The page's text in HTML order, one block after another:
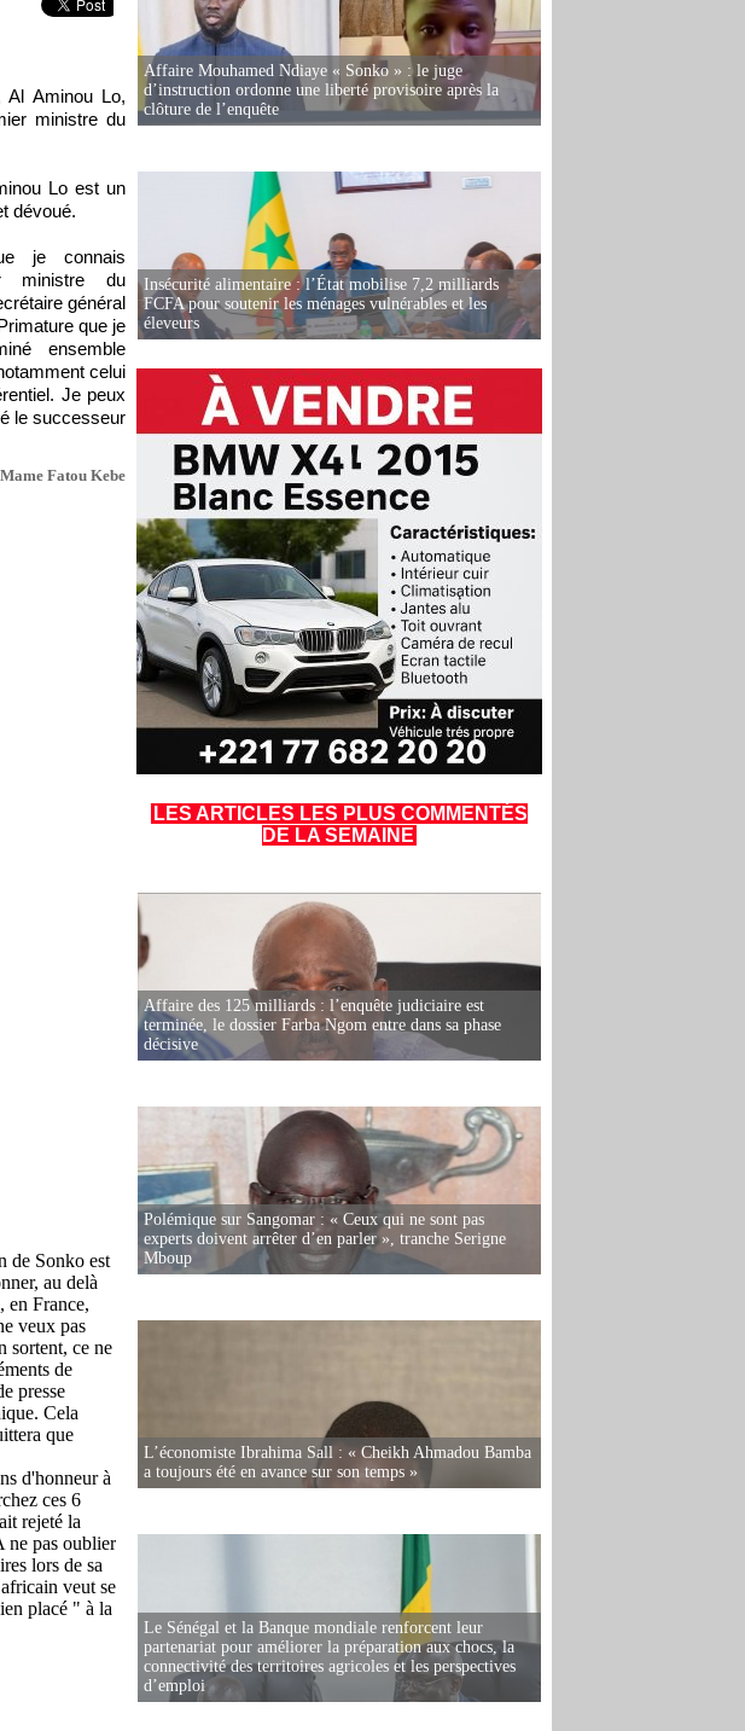
Al Aminou Lo,
ministre du
Lo est un
dévoué.
je connais
ministre du
général
que je
ensemble
celui
Je peux
le successeur
Mame Fatou Kebe
Affaire Mouhamed Ndiaye « Sonko » : le juge
d’instruction ordonne une liberté provisoire après la
clôture de l’enquête
Insécurité alimentaire : l’État mobilise 7,2 milliards
FCFA pour soutenir les ménages vulnérables et les
éleveurs
LES ARTICLES LES PLUS COMMENTÉS
DE LA SEMAINE
Affaire des 125 milliards : l’enquête judiciaire est
terminée, le dossier Farba Ngom entre dans sa phase
décisive
Polémique sur Sangomar : « Ceux qui ne sont pas
experts doivent arrêter d’en parler », tranche Serigne
Mboup
L’économiste Ibrahima Sall : « Cheikh Ahmadou Bamba
a toujours été en avance sur son temps »
Le Sénégal et la Banque mondiale renforcent leur
partenariat pour améliorer la préparation aux chocs, la
connectivité des territoires agricoles et les perspectives
d’emploi